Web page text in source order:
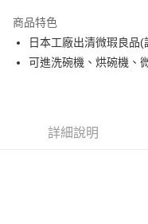
運送方式
黑貓外島宅配
商品特色
日本工廠出清微瑕良品
可進洗碗機、烘碗機、
詳細說明